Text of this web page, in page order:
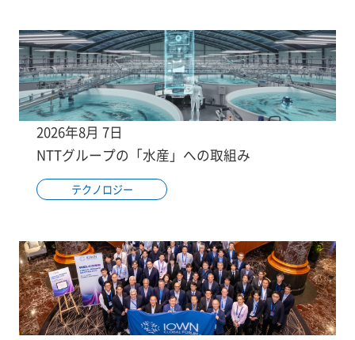
2026年8月 7日
NTTグループの「水産」への取組み
テクノロジー